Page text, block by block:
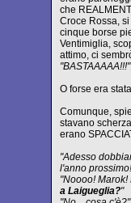
che
Croce Rossa,
cinque borse
Ventimiglia,
attimo, ci
"BASTAAAAA!!!"
O forse era
Comunque,
stavano
erano
"Adesso
l'anno
"Noooo! Marok!
a Laigueglia?"